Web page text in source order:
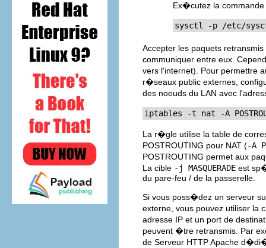
Ex�cutez la
sysctl -p /etc/
Accepter les paquets
communiquer entre eux.
vers l'internet). Pour permettre
r�seaux public externes,
des noeuds du LAN avec
iptables -t nat -A
La r�gle utilise la table de
POSTROUTING pour NAT (-A
POSTROUTING permet aux
La cible -j MASQUERADE est
du pare-feu / de la passerelle.
Si vous poss�dez un serveur
externe, vous pouvez utiliser la
adresse IP et un port de
peuvent �tre retransmis. Par
de Serveur HTTP Apache